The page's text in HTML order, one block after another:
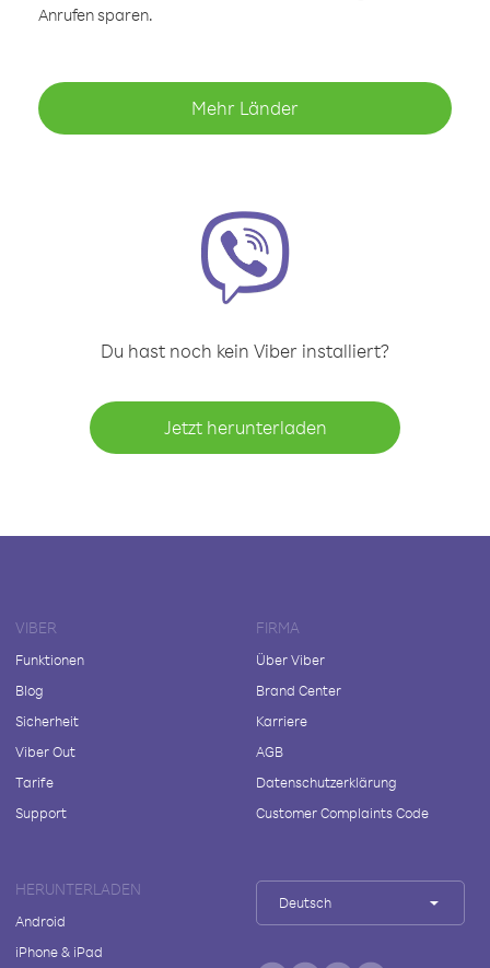
Anrufen sparen.
Mehr Länder
Du hast noch kein Viber installiert?
Jetzt herunterladen
VIBER
Funktionen
Blog
Sicherheit
Viber Out
Tarife
Support
FIRMA
Über Viber
Brand Center
Karriere
AGB
Datenschutzerklärung
Customer Complaints Code
HERUNTERLADEN
Android
iPhone & iPad
Deutsch